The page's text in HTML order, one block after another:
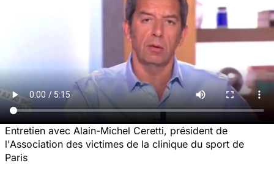
Entretien avec Alain-Michel Ceretti, président de
l'Association des victimes de la clinique du sport de
Paris